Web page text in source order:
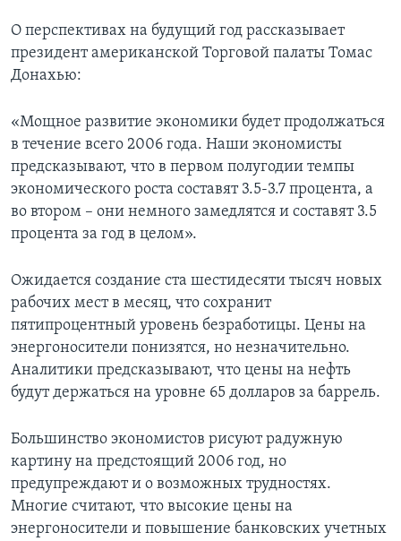
О перспективах на будущий год рассказывает
президент американской Торговой палаты Томас
Донахью:
«Мощное развитие экономики будет продолжаться
в течение всего 2006 года. Наши экономисты
предсказывают, что в первом полугодии темпы
экономического роста составят 3.5-3.7 процента, а
во втором – они немного замедлятся и составят 3.5
процента за год в целом».
Ожидается создание ста шестидесяти тысяч новых
рабочих мест в месяц, что сохранит
пятипроцентный уровень безработицы. Цены на
энергоносители понизятся, но незначительно.
Аналитики предсказывают, что цены на нефть
будут держаться на уровне 65 долларов за баррель.
Большинство экономистов рисуют радужную
картину на предстоящий 2006 год, но
предупреждают и о возможных трудностях.
Многие считают, что высокие цены на
энергоносители и повышение банковских учетных